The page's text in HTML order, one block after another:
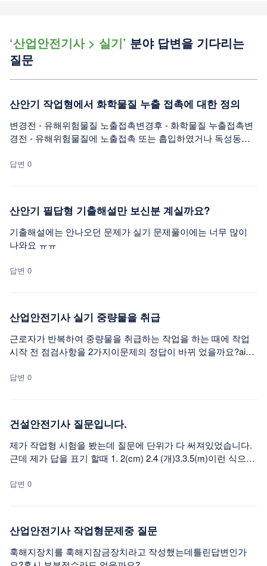
‘산업안전기사 > 실기’ 분야 답변을 기다리는
질문
산안기 작업형에서 화학물질 누출 접촉에 대한 정의
변경전 - 유해위험물질 노출접촉변경후 - 화학물질 누출접촉변
경전 - 유해위험물질에 노출접촉 또는 흡입하였거나 독성동물
위험물질에 노출 접촉 또는 흡입한 경우를 말한다. ('25. 3.26 개
답변 0
산안기 필답형 기출해설만 보신분 계실까요?
기출해설에는 안나오던 문제가 실기 문제풀이에는 너무 많이
나와요 ㅠㅠ
답변 0
산업안전기사 실기 중량물을 취급
근로자가 반복하여 중량물을 취급하는 작업을 하는 때에 작업
시작 전 점검사항을 2가지이문제의 정답이 바뀌 었을까요?ai는
작업근로자의 통행 유무 및 통행경로의 상태작업장 내 유해위
써야 할지 모르겠네요
답변 0
건설안전기사 질문입니다.
제가 작업형 시험을 봤는데 질문에 단위가 다 써져있었습니다.
근데 제가 답을 표기 할때 1. 2(cm) 2.4 (개)3.3.5(m)이런 식으로
답변 0
산업안전기사 작업형문제중 질문
훅해지장치를 훅해지잠금장치라고 작성했는데틀린답변인가